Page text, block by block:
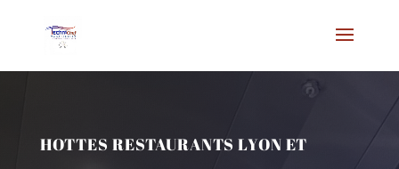
HOTTES RESTAURANTS LYON ET